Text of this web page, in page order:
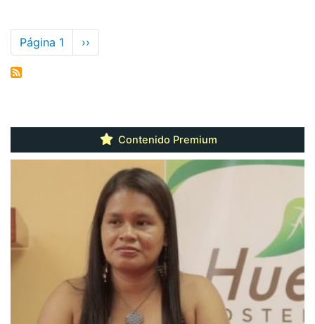
Paginación
Página 1
Siguiente
página
››
Contenido Premium